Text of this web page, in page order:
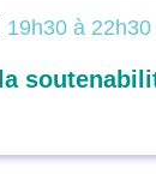
19h30 à 22h30